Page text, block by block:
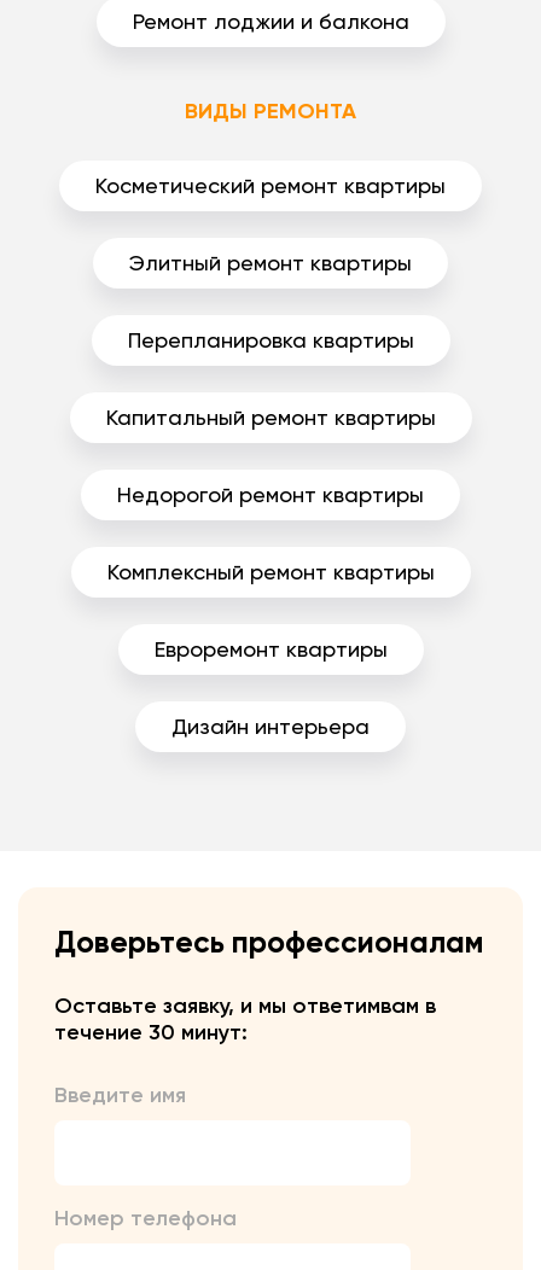
Ремонт лоджии и балкона
ВИДЫ РЕМОНТА
Косметический ремонт квартиры
Элитный ремонт квартиры
Перепланировка квартиры
Капитальный ремонт квартиры
Недорогой ремонт квартиры
Комплексный ремонт квартиры
Евроремонт квартиры
Дизайн интерьера
Доверьтесь профессионалам
Оставьте заявку, и мы ответимвам в
течение 30 минут:
Введите имя
Номер телефона